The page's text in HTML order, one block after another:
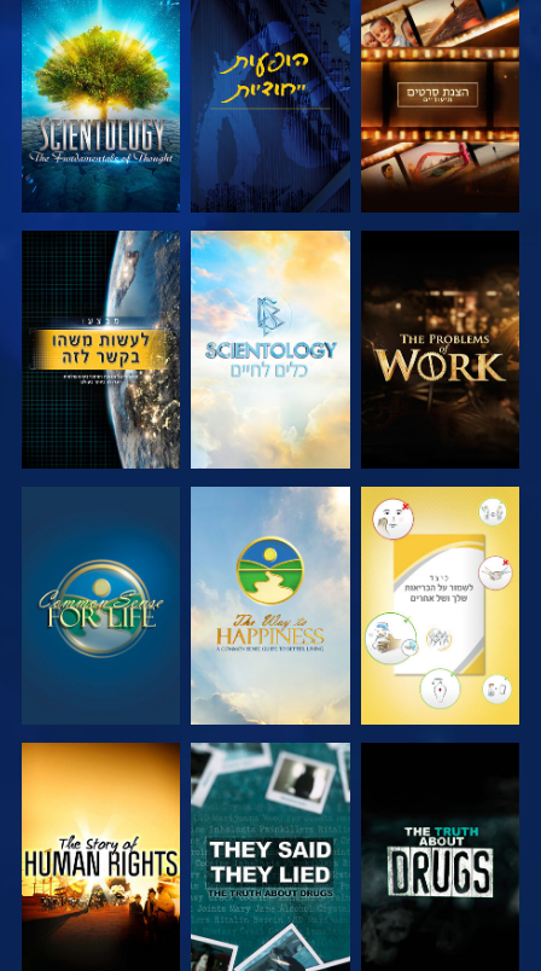
בדוק את הסדרה צפה בדוק את הסדרה
בדוק את הסדרה בדוק את הסדרה צפה
צפה צפה צפה
צפה צפה